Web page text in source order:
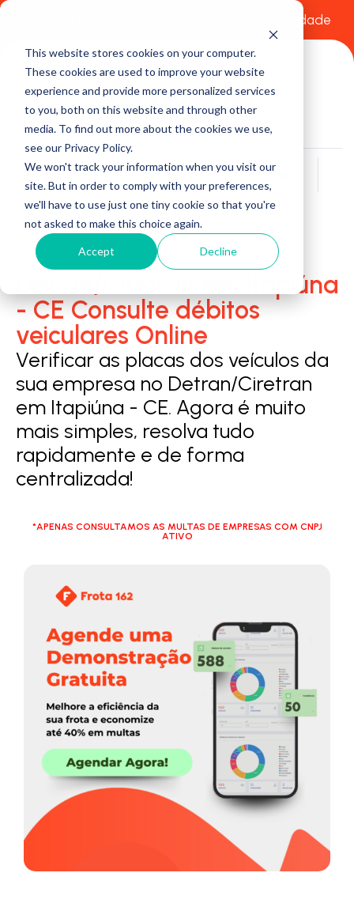
This website stores cookies on your computer.
These cookies are used to improve your website
experience and provide more personalized services
to you, both on this website and through other
media. To find out more about the cookies we use,
see our Privacy Policy.
We won't track your information when you visit our
site. But in order to comply with your preferences,
we'll have to use just one tiny cookie so that you're
not asked to make this choice again.
Accept Decline
Política de Privacidade
Buscar
Detran/Ciretran em Itapiúna
- CE Consulte débitos
veiculares Online
Verificar as placas dos veículos da
sua empresa no Detran/Ciretran
em Itapiúna - CE. Agora é muito
mais simples, resolva tudo
rapidamente e de forma
centralizada!
*APENAS CONSULTAMOS AS MULTAS DE EMPRESAS COM CNPJ
ATIVO